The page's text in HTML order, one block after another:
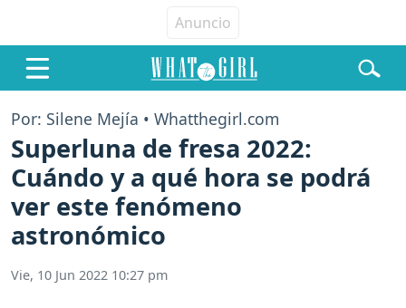
Por: Silene Mejía • Whatthegirl.com
Superluna de fresa 2022:
Cuándo y a qué hora se podrá
ver este fenómeno
astronómico
Vie, 10 Jun 2022 10:27 pm